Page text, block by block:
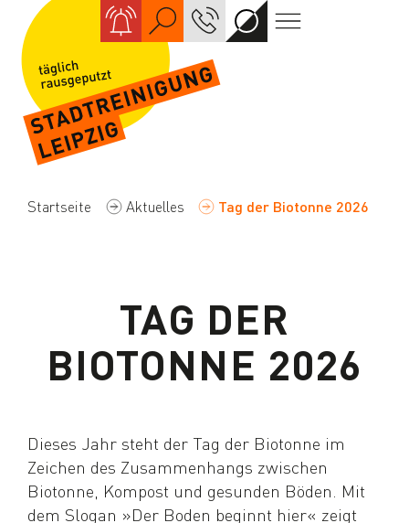
SucheKONTAKTKontrastreiche
Ansicht
Navigation
Startseite Aktuelles Tag der Biotonne 2026
TAG DER
BIOTONNE 2026
Dieses Jahr steht der Tag der Biotonne im
Zeichen des Zusammenhangs zwischen
Biotonne, Kompost und gesunden Böden. Mit
dem Slogan »Der Boden beginnt hier« zeigt